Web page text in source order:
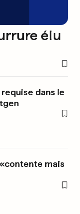
élu
dans le
mais